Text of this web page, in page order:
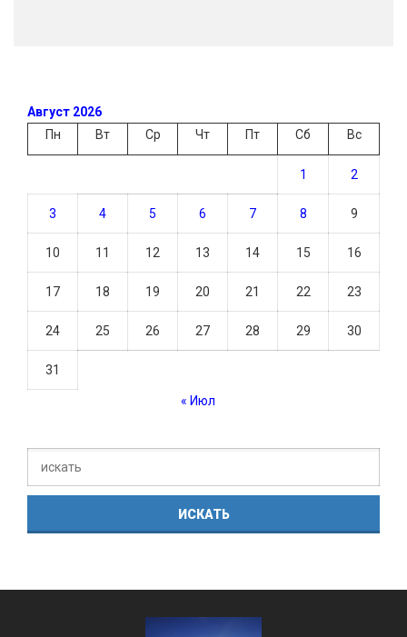
Август 2026
Пн
Вт Ср Чт Пт Сб Вс
1 2
3 4 5 6 7 8 9
10 11 12 13 14 15 16
17 18 19 20 21 22 23
24 25 26 27 28 29 30
31
« Июл